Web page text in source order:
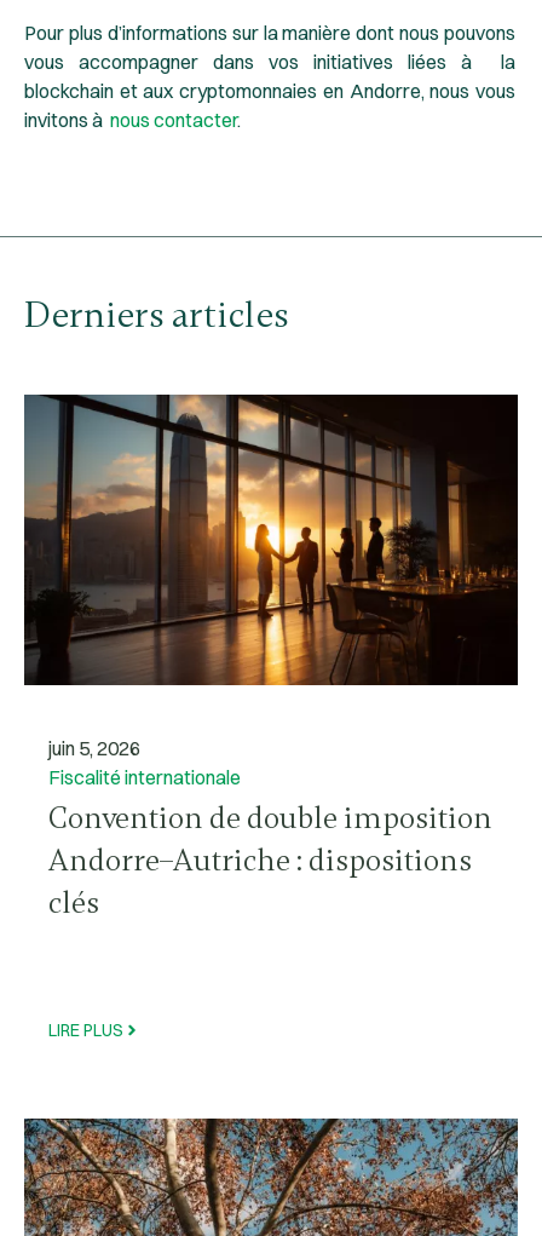
Pour plus d’informations sur la manière dont nous pouvons
vous accompagner dans vos initiatives liées à la
blockchain et aux cryptomonnaies en Andorre, nous vous
invitons à nous contacter.
Derniers articles
juin 5, 2026
Fiscalité internationale
Convention de double imposition
Andorre–Autriche : dispositions
clés
LIRE PLUS